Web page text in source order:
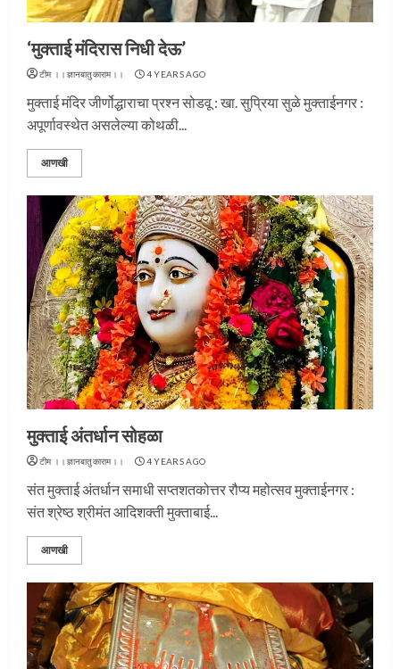
‘मुक्ताई मंदिरास निधी देऊ’
टीम ।।ज्ञानबातुकाराम।। 4 YEARS AGO
मुक्ताई मंदिर जीर्णोद्धाराचा प्रश्न सोडवू : खा. सुप्रिया सुळे मुक्ताईनगर :
अपूर्णावस्थेत असलेल्या कोथळी...
आणखी
मुक्ताई अंतर्धान सोहळा
टीम ।।ज्ञानबातुकाराम।। 4 YEARS AGO
संत मुक्ताई अंतर्धान समाधी सप्तशतकोत्तर रौप्य महोत्सव मुक्ताईनगर :
संत श्रेष्ठ श्रीमंत आदिशक्ती मुक्ताबाई...
आणखी